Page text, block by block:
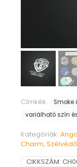
Címkék: Smoke
variálható szín
Kategóriák:
Charm,
CIKKSZÁM: